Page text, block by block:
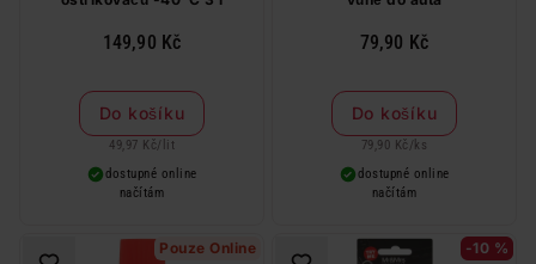
149,90 Kč
Do košíku
49,97 Kč/ lit
dostupné online
načítám
79,90 Kč
Do košíku
79,90 Kč / ks
dostupné online
načítám
Pouze Online -10 %